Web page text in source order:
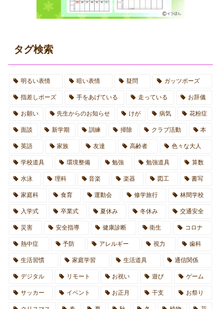
タグ検索
明るい表情 暗い表情 疑問 ガッツポーズ
指差しポーズ 手をあげている 走っている お辞儀
お願い 先生からのお知らせ けが 病気 花粉症
面談 新学期 訓練 掃除 クラブ活動 本
英語 家族 友達 高齢者 色々な大人
学校道具 環境整備 勉強 勉強道具 算数
水泳 理科 音楽 楽器 図工 書写
家庭科 食育 運動会 修学旅行 林間学校
入学式 卒業式 夏休み 冬休み 交通安全
災害 安全指導 健康診断 衛生 コロナ
熱中症 予防 アレルギー 視力 歯科
生活習慣 家庭学習 生活道具 通信関係
デジタル リモート お祝い 遊び ゲーム
サッカー イベント お正月 干支 お祭り